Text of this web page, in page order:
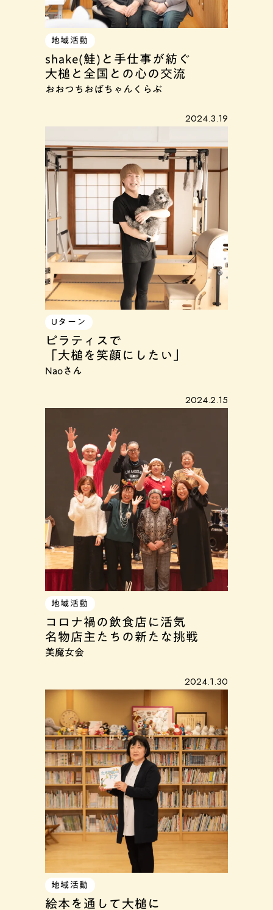
地域活動
shake(鮭)と手仕事が紡ぐ
大槌と全国との心の交流
おおつちおばちゃんくらぶ
2024.3.19
Uターン
ピラティスで
「大槌を笑顔にしたい」
Naoさん
2024.2.15
地域活動
コロナ禍の飲食店に活気
名物店主たちの新たな挑戦
美魔女会
2024.1.30
地域活動
絵本を通して大槌に